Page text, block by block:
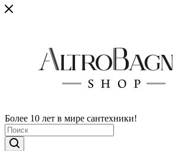
Более 10 лет в мире сантехники!